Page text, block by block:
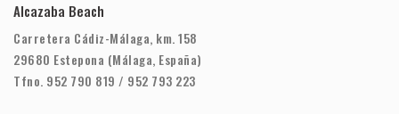
Alcazaba Beach
Carretera Cádiz-Málaga, km. 158
29680 Estepona (Málaga, España)
Tfno. 952 790 819 / 952 793 223